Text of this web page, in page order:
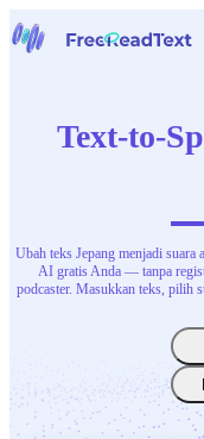
Alat
Text-to-
Ubah teks Jepang menjadi suara
AI gratis Anda — tanpa
podcaster. Masukkan teks, pilih